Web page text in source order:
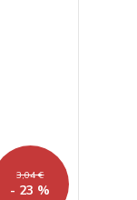
3,04 €
- 23 %